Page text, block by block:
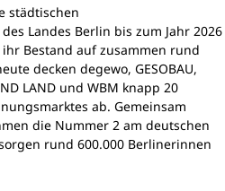
städtischen
Landes Berlin bis zum Jahr 2026
Bestand auf zusammen rund
decken degewo, GESOBAU,
LAND und WBM knapp 20
ab. Gemeinsam
die Nummer 2 am deutschen
rund 600.000 Berlinerinnen